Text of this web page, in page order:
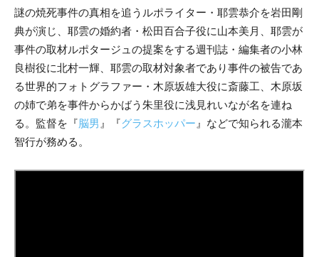
謎の焼死事件の真相を追うルポライター・耶雲恭介を岩田剛
典が演じ、耶雲の婚約者・松田百合子役に山本美月、耶雲が
事件の取材ルポタージュの提案をする週刊誌・編集者の小林
良樹役に北村一輝、耶雲の取材対象者であり事件の被告であ
る世界的フォトグラファー・木原坂雄大役に斎藤工、木原坂
の姉で弟を事件からかばう朱里役に浅見れいなが名を連ね
る。監督を『脳男 』『グラスホッパー 』などで知られる瀧本
智行が務める。